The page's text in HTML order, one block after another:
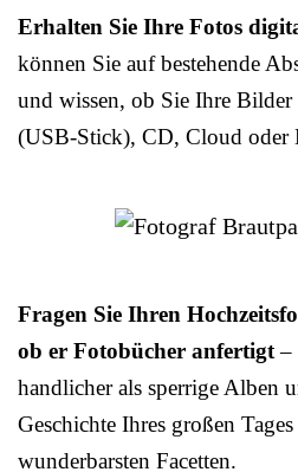
Erhalten Sie Ihre Fotos
können Sie auf bestehende
und wissen, ob Sie Ihre
(USB-Stick), CD, Cloud oder
Fragen Sie Ihren
ob er Fotobücher anfertigt–
handlicher als sperrige Alben
Geschichte Ihres großen
wunderbarsten Facetten.